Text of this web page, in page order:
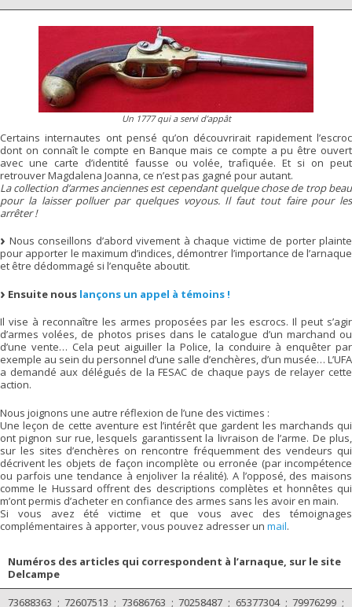
Un 1777 qui a servi d’appât
Certains internautes ont pensé qu’on découvrirait rapidement l’escroc
dont on connaît le compte en Banque mais ce compte a pu être ouvert
avec une carte d’identité fausse ou volée, trafiquée. Et si on peut
retrouver Magdalena Joanna, ce n’est pas gagné pour autant.
La collection d’armes anciennes est cependant quelque chose de trop beau
pour la laisser polluer par quelques voyous. Il faut tout faire pour les
arrêter !
Nous conseillons d’abord vivement à chaque victime de porter plainte
pour apporter le maximum d’indices, démontrer l’importance de l’arnaque
et être dédommagé si l’enquête aboutit.
Ensuite nous lançons un appel à témoins !
Il vise à reconnaître les armes proposées par les escrocs. Il peut s’agir
d’armes volées, de photos prises dans le catalogue d’un marchand ou
d’une vente… Cela peut aiguiller la Police, la conduire à enquêter par
exemple au sein du personnel d’une salle d’enchères, d’un musée… L’UFA
a demandé aux délégués de la FESAC de chaque pays de relayer cette
action.
Nous joignons une autre réflexion de l’une des victimes :
Une leçon de cette aventure est l’intérêt que gardent les marchands qui
ont pignon sur rue, lesquels garantissent la livraison de l’arme. De plus,
sur les sites d’enchères on rencontre fréquemment des vendeurs qui
décrivent les objets de façon incomplète ou erronée (par incompétence
ou parfois une tendance à enjoliver la réalité). A l’opposé, des maisons
comme le Hussard offrent des descriptions complètes et honnêtes qui
m’ont permis d’acheter en confiance des armes sans les avoir en main.
Si vous avez été victime et que vous avec des témoignages
complémentaires à apporter, vous pouvez adresser un mail.
Numéros des articles qui correspondent à l’arnaque, sur le site
Delcampe
73688363 ; 72607513 ; 73686763 ; 70258487 ; 65377304 ; 79976299 ;